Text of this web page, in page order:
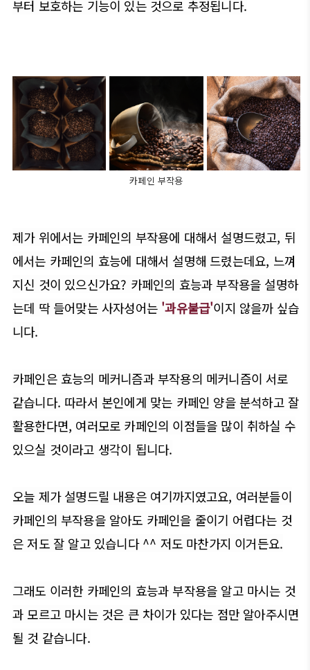
부터 보호하는 기능이 있는 것으로 추정됩니다.
카페인 부작용
제가 위에서는 카페인의 부작용에 대해서 설명드렸고, 뒤
에서는 카페인의 효능에 대해서 설명해 드렸는데요, 느껴
지신 것이 있으신가요? 카페인의 효능과 부작용을 설명하
는데 딱 들어맞는 사자성어는 '과유불급'이지 않을까 싶습
니다.
카페인은 효능의 메커니즘과 부작용의 메커니즘이 서로
같습니다. 따라서 본인에게 맞는 카페인 양을 분석하고 잘
활용한다면, 여러모로 카페인의 이점들을 많이 취하실 수
있으실 것이라고 생각이 됩니다.
오늘 제가 설명드릴 내용은 여기까지였고요, 여러분들이
카페인의 부작용을 알아도 카페인을 줄이기 어렵다는 것
은 저도 잘 알고 있습니다 ^^ 저도 마찬가지 이거든요.
그래도 이러한 카페인의 효능과 부작용을 알고 마시는 것
과 모르고 마시는 것은 큰 차이가 있다는 점만 알아주시면
될 것 같습니다.